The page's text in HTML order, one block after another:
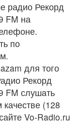
радио Рекорд
FM на
по
для того
Рекорд
FM слушать
(128
Vo-Radio.ru